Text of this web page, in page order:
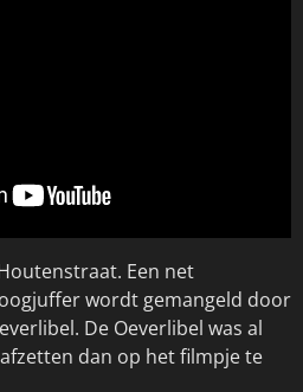
Een net
wordt gemangeld door
De Oeverlibel was al
dan op het filmpje te